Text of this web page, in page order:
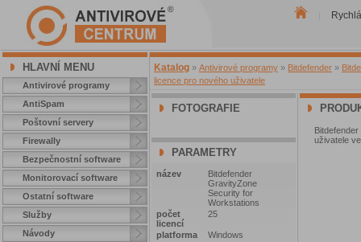
HLAVNÍ MENU
Antivirové programy
AntiSpam
Poštovní servery
Firewally
Bezpečnostní software
Monitorovací software
Ostatní software
Služby
Návody
Katalog » Antivirové programy » Bitdefender »
licence pro nového uživatele
FOTOGRAFIE
PARAMETRY
název
Bitdefender
GravityZone
Security for
Workstations
počet
licencí
25
platforma
Windows
uživatele